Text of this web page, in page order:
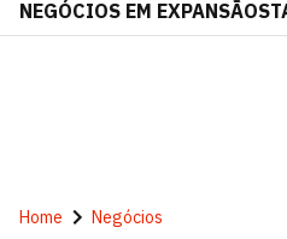
NEGÓCIOS EM EXPANSÃO
Home Negócios